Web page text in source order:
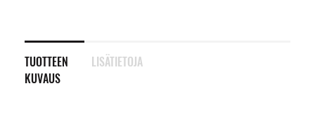
TUOTTEEN
KUVAUS
LISÄTIETOJA